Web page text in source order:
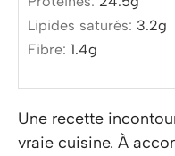
Lipides saturés: 3.2g
Fibre: 1.4g
Une recette
vraie cuisine. À